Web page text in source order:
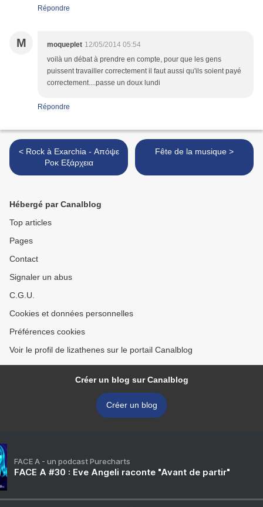
Répondre
M moqueplet 12/05/2014 05:54
voilà un débat à prendre en compte, pour que les gens
puissent travailler correctement il faut aussi qu'ils soient payé
correctement....passe un doux lundi
Répondre
< Rock à Exarchia - Απόψε
Ροκ Εξάρχεια
Fête de la musique >
Hébergé par Canalblog
Top articles
Pages
Contact
Signaler un abus
C.G.U.
Cookies et données personnelles
Préférences cookies
Voir le profil de lizathenes sur le portail Canalblog
Créer un blog sur Canalblog
Créer un blog
FACE A - un podcast Purecharts
FACE A #30 : Eve Angeli raconte "Avant de partir"